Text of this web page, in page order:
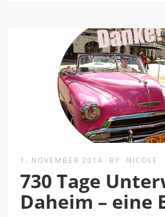
1. NOVEMBER 2014 BY NICOLE
730 Tage
Daheim – eine